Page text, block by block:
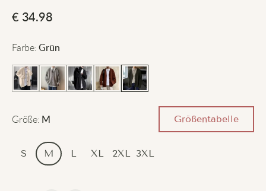
€ 34.98
Farbe: Grün
Größe: M Größentabelle
S M L XL 2XL 3XL